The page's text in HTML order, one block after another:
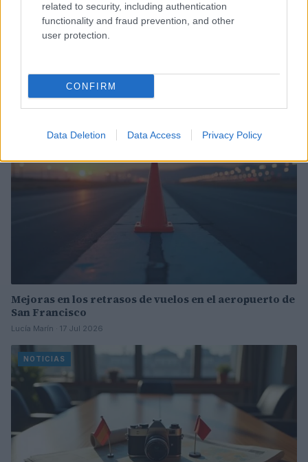
related to security, including authentication
functionality and fraud prevention, and other
user protection.
CONFIRM
Data Deletion Data Access Privacy Policy
Lucía Marín · 4 Ago 2026
NOTICIAS
Mejoras en los retrasos de vuelos en el aeropuerto de
San Francisco
Lucía Marín · 17 Jul 2026
NOTICIAS